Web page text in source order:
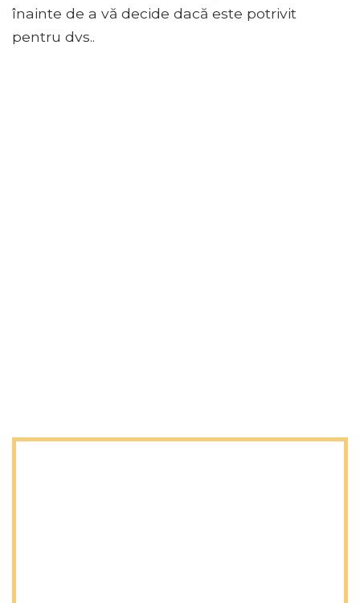
înainte de a vă decide dacă este potrivit
pentru dvs..